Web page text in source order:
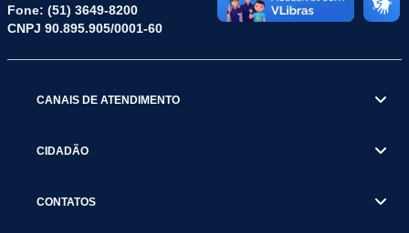
Fone: (51) 3649-8200
CNPJ 90.895.905/0001-60
CANAIS DE ATENDIMENTO
CIDADÃO
CONTATOS